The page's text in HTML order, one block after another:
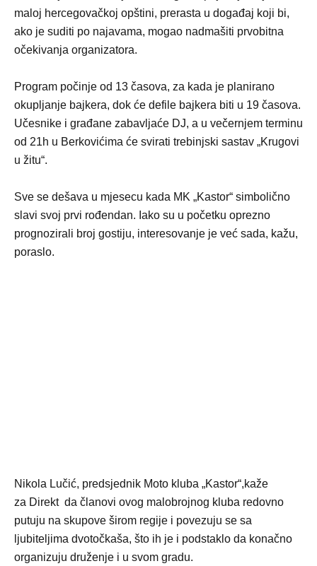
maloj hercegovačkoj opštini, prerasta u događaj koji bi,
ako je suditi po najavama, mogao nadmašiti prvobitna
očekivanja organizatora.
Program počinje od 13 časova, za kada je planirano
okupljanje bajkera, dok će defile bajkera biti u 19 časova.
Učesnike i građane zabavljaće DJ, a u večernjem terminu
od 21h u Berkovićima će svirati trebinjski sastav „Krugovi
u žitu“.
Sve se dešava u mjesecu kada MK „Kastor“ simbolično
slavi svoj prvi rođendan. Iako su u početku oprezno
prognozirali broj gostiju, interesovanje je već sada, kažu,
poraslo.
Nikola Lučić, predsjednik Moto kluba „Kastor“,kaže
za Direkt da članovi ovog malobrojnog kluba redovno
putuju na skupove širom regije i povezuju se sa
ljubiteljima dvotočkaša, što ih je i podstaklo da konačno
organizuju druženje i u svom gradu.